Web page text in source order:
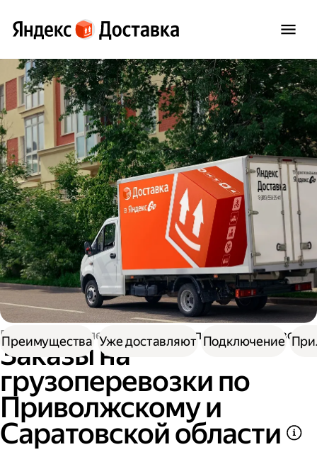
Работа водителем Заказы на перевозку грузов
Заказы на
грузоперевозки по
Приволжскому и
Саратовской области
Преимущества Уже доставляют Подключение